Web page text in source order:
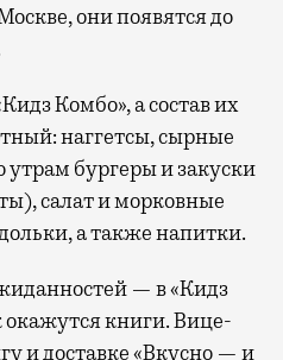
они появятся до
Комбо», а состав их
наггетсы, сырные
бургеры и закуски
салат и морковные
а также напитки.
— в «Кидз
книги. Вице-
и доставке «Вкусно — и